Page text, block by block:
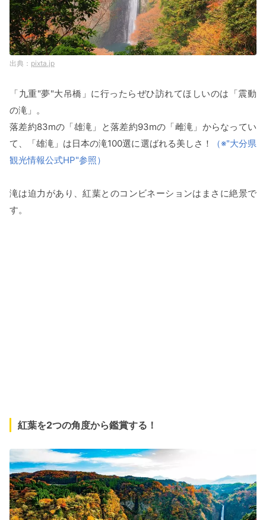
pixta.jp
「九重"夢"大吊橋」に行ったらぜひ訪れてほしいのは「震動
の滝」。
落差約83mの「雄滝」と落差約93mの「雌滝」からなってい
て、「雄滝」は日本の滝100選に選ばれる美しさ！
（※"大分県
観光情報公式HP"参照）
滝は迫力があり、紅葉とのコンビネーションはまさに絶景で
す。
紅葉を2つの角度から鑑賞する！